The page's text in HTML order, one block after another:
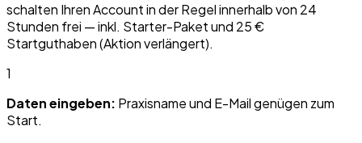
schalten Ihren Account in der Regel innerhalb von 24
Stunden frei — inkl. Starter-Paket und 25 €
Startguthaben (Aktion verlängert).
1
Daten eingeben: Praxisname und E-Mail genügen zum
Start.